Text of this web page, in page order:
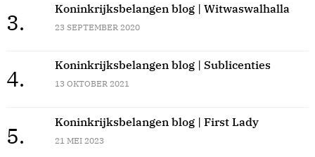
3.
Koninkrijksbelangen blog | Witwaswalhalla
23 SEPTEMBER 2020
4.
Koninkrijksbelangen blog | Sublicenties
13 OKTOBER 2021
5.
Koninkrijksbelangen blog | First Lady
21 MEI 2023